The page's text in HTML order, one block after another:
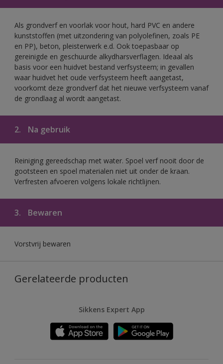
Als grondverf en voorlak voor hout, hard PVC en andere
kunststoffen (met uitzondering van polyolefinen, zoals PE
en PP), beton, pleisterwerk e.d. Ook toepasbaar op
gereinigde en geschuurde alkydharsverflagen. Ideaal als
basis voor een huidvet bestand verfsysteem; in gevallen
waar huidvet het oude verfsysteem heeft aangetast,
voorkomt deze grondverf dat het nieuwe verfsysteem vanaf
de grondlaag al wordt aangetast.
2. Na gebruik
Reiniging gereedschap met water. Spoel verf nooit door de
gootsteen en spoel materialen niet uit onder de kraan.
Verfresten afvoeren volgens lokale richtlijnen.
3. Bewaren
Vorstvrij bewaren
Gerelateerde producten
Sikkens Expert App